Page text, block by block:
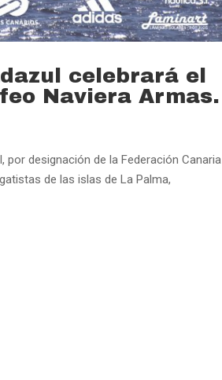
celebrará el
Naviera Armas.
designación de la Federación Canaria
de las islas de La Palma,